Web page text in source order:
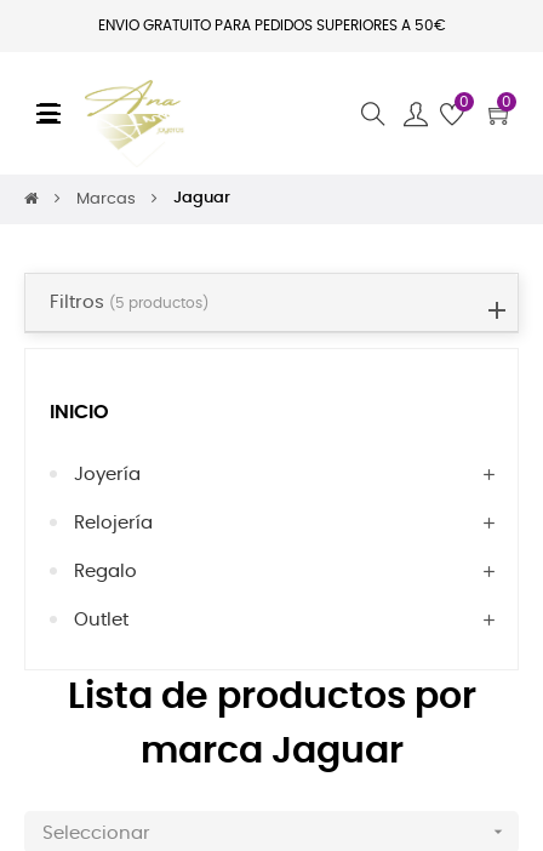
ENVIO GRATUITO PARA PEDIDOS SUPERIORES A 50€
Navegación de palanca
☰ 0 0
Marcas Jaguar
Filtros (5 productos)
INICIO
Joyería
Relojería
Regalo
Outlet
Lista de productos por
marca Jaguar
Seleccionar 